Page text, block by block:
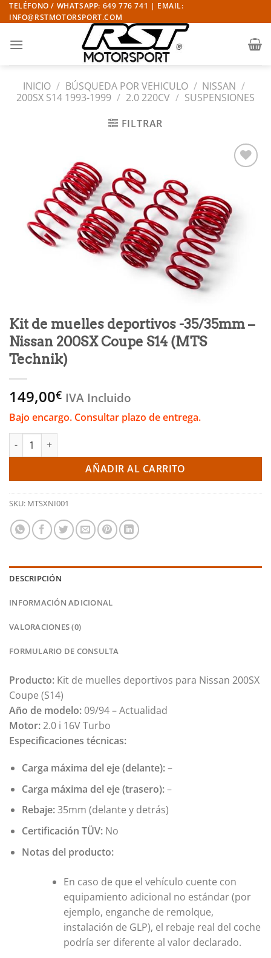
Saltar
al
TELÉFONO / WHATSAPP: 649 776 741 | EMAIL:
INFO@RSTMOTORSPORT.COM
INICIO / BÚSQUEDA POR VEHICULO / NISSAN /
200SX S14 1993-1999 / 2.0 220CV / SUSPENSIONES
FILTRAR
deseos
Kit de muelles deportivos -35/35mm –
Nissan 200SX Coupe S14 (MTS
Technik)
149,00€ IVA Incluido
Bajo encargo. Consultar plazo de entrega.
Kit de muelles deportivos -35/35mm - Nissan 200SX Coupe
AÑADIR AL CARRITO
SKU: MTSXNI001
DESCRIPCIÓN
INFORMACIÓN ADICIONAL
VALORACIONES (0)
FORMULARIO DE CONSULTA
Producto: Kit de muelles deportivos para Nissan 200SX
Coupe (S14)
Año de modelo: 09/94 – Actualidad
Motor:2.0 i 16V Turbo
Especificaciones técnicas:
Carga máxima del eje (delante):–
Carga máxima del eje (trasero):–
Rebaje:35mm (delante y detrás)
Certificación TÜV:No
Notas del producto:
En caso de que el vehículo cuente con
equipamiento adicional no estándar (por
ejemplo, enganche de remolque,
instalación de GLP), el rebaje real del coche
podría ser diferente al valor declarado.